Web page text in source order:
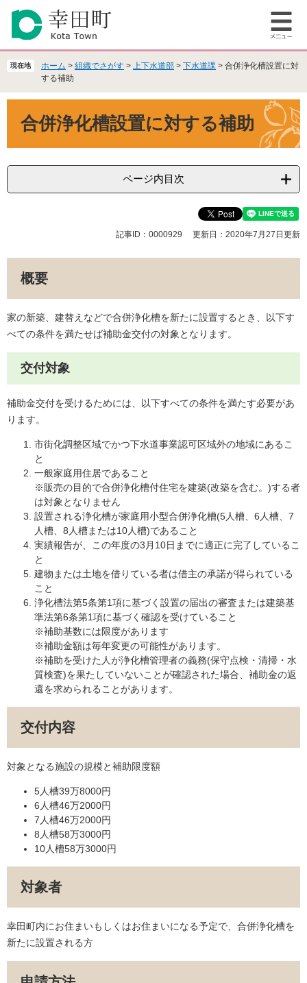
の
で
ー
ば
文
へ
メ
ー
現在地 ホーム > 組織でさがす > 上下水道部 > 下水道課 > 合併浄化槽設置に対
する補助
合併浄化槽設置に対する補助
ページ内目次
記事ID：0000929 更新日：2020年7月27日更新
概要
家の新築、建替えなどで合併浄化槽を新たに設置するとき、以下す
べての条件を満たせば補助金交付の対象となります。
交付対象
補助金交付を受けるためには、以下すべての条件を満たす必要があ
ります。
市街化調整区域でかつ下水道事業認可区域外の地域にあるこ
と
一般家庭用住居であること
※販売の目的で合併浄化槽付住宅を建築(改築を含む。)する者
は対象となりません
設置される浄化槽が家庭用小型合併浄化槽(5人槽、6人槽、7
人槽、8人槽または10人槽)であること
実績報告が、この年度の3月10日までに適正に完了しているこ
と
建物または土地を借りている者は借主の承諾が得られている
こと
浄化槽法第5条第1項に基づく設置の届出の審査または建築基
準法第6条第1項に基づく確認を受けていること
※補助基数には限度があります
※補助金額は毎年変更の可能性があります。
※補助を受けた人が浄化槽管理者の義務(保守点検・清掃・水
質検査)を果たしていないことが確認された場合、補助金の返
還を求められることがあります。
交付内容
対象となる施設の規模と補助限度額
5人槽39万8000円
6人槽46万2000円
7人槽46万2000円
8人槽58万3000円
10人槽58万3000円
対象者
幸田町内にお住まいもしくはお住まいになる予定で、合併浄化槽を
新たに設置される方